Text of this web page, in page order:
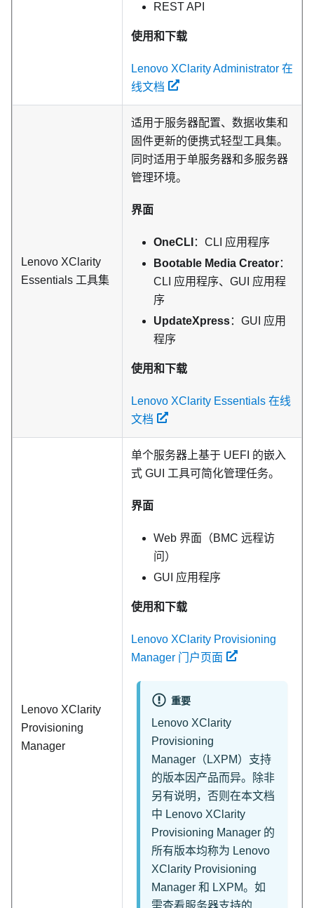
REST API
使用和下载
Lenovo XClarity Administrator 在
线文档
Lenovo XClarity
Essentials 工具集
适用于服务器配置、数据收集和
固件更新的便携式轻型工具集。
同时适用于单服务器和多服务器
管理环境。
界面
OneCLI ：CLI 应用程序
Bootable Media Creator：
CLI 应用程序、GUI 应用程
序
UpdateXpress：GUI 应用
程序
使用和下载
Lenovo XClarity Essentials 在线
文档
Lenovo XClarity
Provisioning
Manager
单个服务器上基于 UEFI 的嵌入
式 GUI 工具可简化管理任务。
界面
Web 界面（BMC 远程访
问）
GUI 应用程序
使用和下载
Lenovo XClarity Provisioning
Manager 门户页面
重要
Lenovo XClarity
Provisioning
Manager （ LXPM）支持
的版本因产品而异。除非
另有说明，否则在本文档
中 Lenovo XClarity
Provisioning Manager 的
所有版本均称为 Lenovo
XClarity Provisioning
Manager 和 LXPM。如